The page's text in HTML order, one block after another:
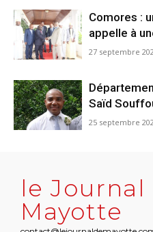
Comores :
appelle à
27 septembre
Saïd
25 septembre
le Journal
Mayotte